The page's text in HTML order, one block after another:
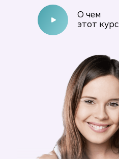
О чем
этот курс